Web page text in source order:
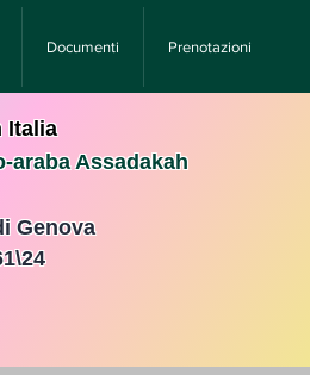
Documenti Prenotazioni
Italia
araba Assadakah
Genova